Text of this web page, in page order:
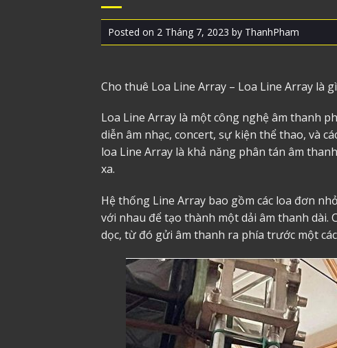
Posted on 2 Tháng 7, 2023 by ThanhPham
Cho thuê Loa Line Array – Loa Line Array là
Loa Line Array là một công nghệ âm thanh
diễn âm nhạc, concert, sự kiện thể thao, và
loa Line Array là khả năng phân tán âm
xa.
Hệ thống Line Array bao gồm các loa đơn
với nhau để tạo thành một dải âm thanh dài.
dọc, từ đó gửi âm thanh ra phía trước một